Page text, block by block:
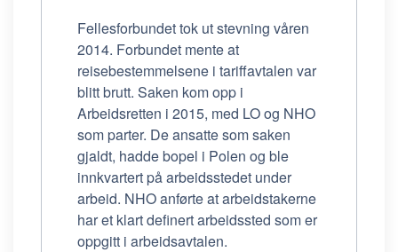
Fellesforbundet tok ut stevning våren
2014. Forbundet mente at
reisebestemmelsene i tariffavtalen var
blitt brutt. Saken kom opp i
Arbeidsretten i 2015, med LO og NHO
som parter. De ansatte som saken
gjaldt, hadde bopel i Polen og ble
innkvartert på arbeidsstedet under
arbeid. NHO anførte at arbeidstakerne
har et klart definert arbeidssted som er
oppgitt i arbeidsavtalen.